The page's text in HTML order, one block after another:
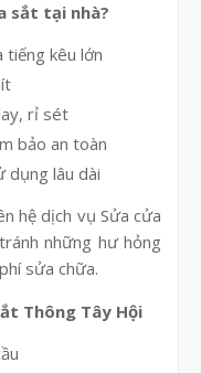
sắt tại nhà?
tiếng kêu lớn
rỉ sét
bảo an toàn
dụng lâu dài
hệ dịch vụ Sửa cửa
những hư hỏng
sửa chữa.
Thông Tây Hội